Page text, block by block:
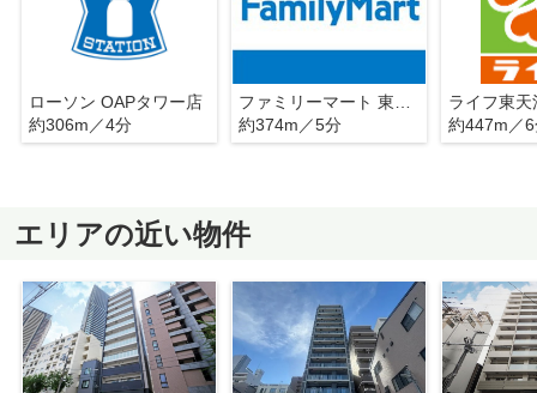
ローソン OAPタワー店
約306m／4分
約374m／5分
ライフ東天
約447m／
エリアの近い物件